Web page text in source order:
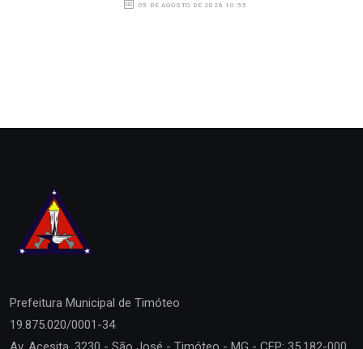
05 DE AGOSTO DE 2026 10:55
Prefeitura Municipal de Timóteo
19.875.020/0001-34